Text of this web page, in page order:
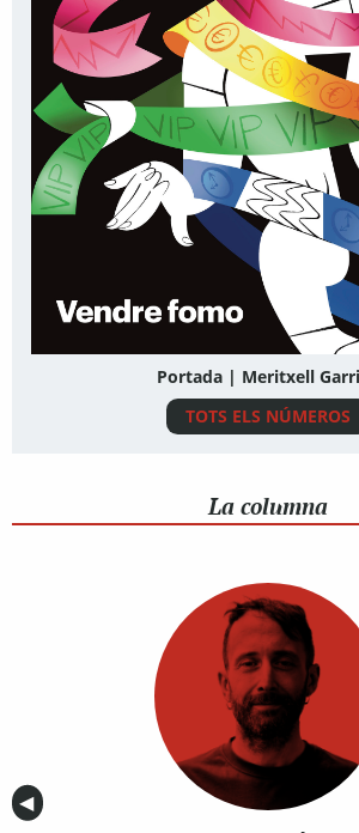
Portada | Meritxell
TOTS ELS NÚMEROS
La columna
Anterior
◀︎